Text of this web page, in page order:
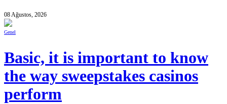
08 Ağustos, 2026
Genel
Basic, it is important to know
the way sweepstakes casinos
perform